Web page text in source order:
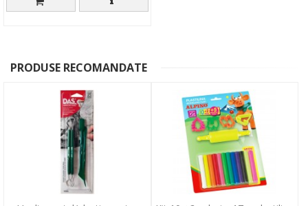
PRODUSE RECOMANDATE